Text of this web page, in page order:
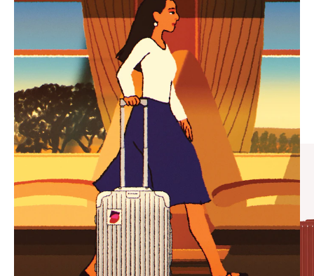
频
暂
停，
请
按
下
暂
频
已
静
音，
请
点
击
按
钮
取
消
臻礼指南
寻觅心仪的出行伴侣，与您共
享缤纷旅程